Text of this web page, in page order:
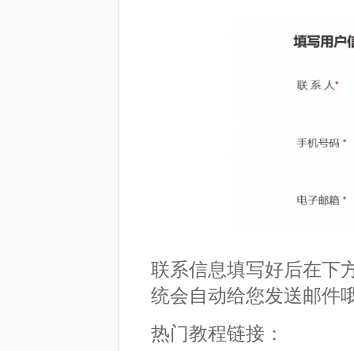
联系信息填写好后在下
统会自动给您发送邮件
热门教程链接：